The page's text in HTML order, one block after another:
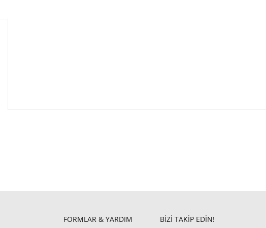
FORMLAR & YARDIM BİZİ TAKİP EDİN!